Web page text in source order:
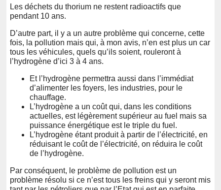
Les déchets du thorium ne restent radioactifs que
pendant 10 ans.
D’autre part, il y a un autre problème qui concerne, cette
fois, la pollution mais qui, à mon avis, n’en est plus un car
tous les véhicules, quels qu’ils soient, rouleront à
l’hydrogène d’ici 3 à 4 ans.
Et l’hydrogène permettra aussi dans l’immédiat
d’alimenter les foyers, les industries, pour le
chauffage.
L’hydrogène a un coût qui, dans les conditions
actuelles, est légèrement supérieur au fuel mais sa
puissance énergétique est le triple du fuel.
L’hydrogène étant produit à partir de l’électricité, en
réduisant le coût de l’électricité, on réduira le coût
de l’hydrogène.
Par conséquent, le problème de pollution est un
problème résolu si ce n’est tous les freins qui y seront mis